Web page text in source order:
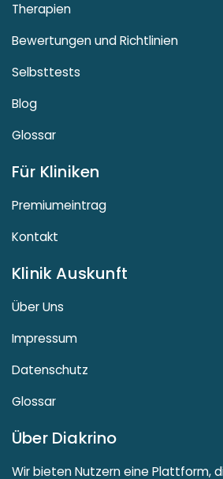
Therapien
Bewertungen und Richtlinien
Selbsttests
Blog
Glossar
Für Kliniken
Premiumeintrag
Kontakt
Klinik Auskunft
Über Uns
Impressum
Datenschutz
Glossar
Über Diakrino
Wir bieten Nutzern eine Plattform,